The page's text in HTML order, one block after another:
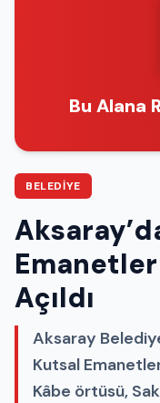
Bu Alana
BELEDIYE
Açıldı
Aksaray
Kutsal
Kâbe örtüsü,